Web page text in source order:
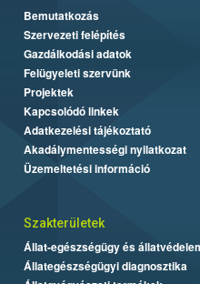
Bemutatkozás
Szervezeti felépítés
Gazdálkodási adatok
Felügyeleti szervünk
Projektek
Kapcsolódó linkek
Adatkezelési tájékoztató
Akadálymentességi nyilatkozat
Üzemeltetési információ
Szakterületek
Állat-egészségügy és
Állategészségügyi diagnosztika